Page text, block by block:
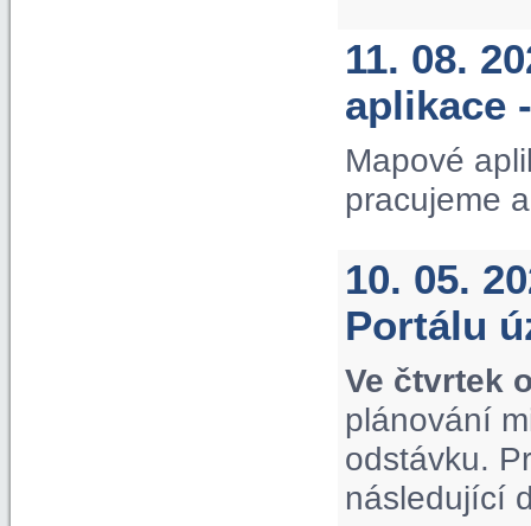
11. 08.
aplikace
Mapové
pracujeme
10. 05.
Portálu
Ve čtvrtek
plánování
odstávku.
následující